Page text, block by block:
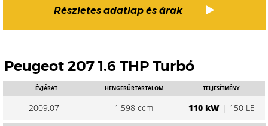
Részletes adatlap és árak
Peugeot 207 1.6 THP Turbó
ÉVJÁRAT
2009.07 -
HENGERŰRTARTALOM
1.598 ccm
TELJESÍTMÉNY
110 kW| 150 LE